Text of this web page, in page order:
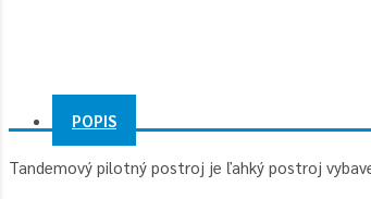
POPIS
Tandemový pilotný postroj je ľahký postroj